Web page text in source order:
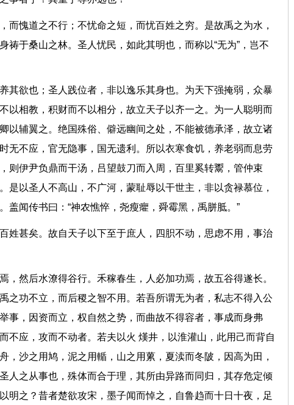
而愧道之不行；不忧命之短，而忧百姓之穷。是故禹之为水，
祷于桑山之林。圣人忧民，如此其明也，而称以“无为”，岂不
其欲也；圣人践位者，非以逸乐其身也。为天下强掩弱，众暴
以相教，积财而不以相分，故立天子以齐一之。为一人聪明而
以辅翼之。绝国殊俗、僻远幽间之处，不能被德承泽，故立诸
无不应，官无隐事，国无遗利。所以衣寒食饥，养老弱而息劳
则伊尹负鼎而干汤，吕望鼓刀而入周，百里奚转鬻，管仲束
是以圣人不高山，不广河，蒙耻辱以干世主，非以贪禄慕位，
盖闻传书曰：“神农憔悴，尧瘦癯，舜霉黑，禹胼胝。”
姓甚矣。故自天子以下至于庶人，四胑不动，思虑不用，事治
，然后水潦得谷行。禾稼春生，人必加功焉，故五谷得遂长。
之功不立，而后稷之智不用。若吾所谓无为者，私志不得入公
事，因资而立，权自然之势，而曲故不得容者，事成而身弗
不应，攻而不动者。若夫以火 熯井，以淮灌山，此用己而背自
，沙之用鸠，泥之用輴，山之用蔂，夏渎而冬陂，因高为田，
人之从事也，殊体而合于理，其所由异路而同归，其存危定倾
明之？昔者楚欲攻宋，墨子闻而悼之，自鲁趋而十日十夜，足